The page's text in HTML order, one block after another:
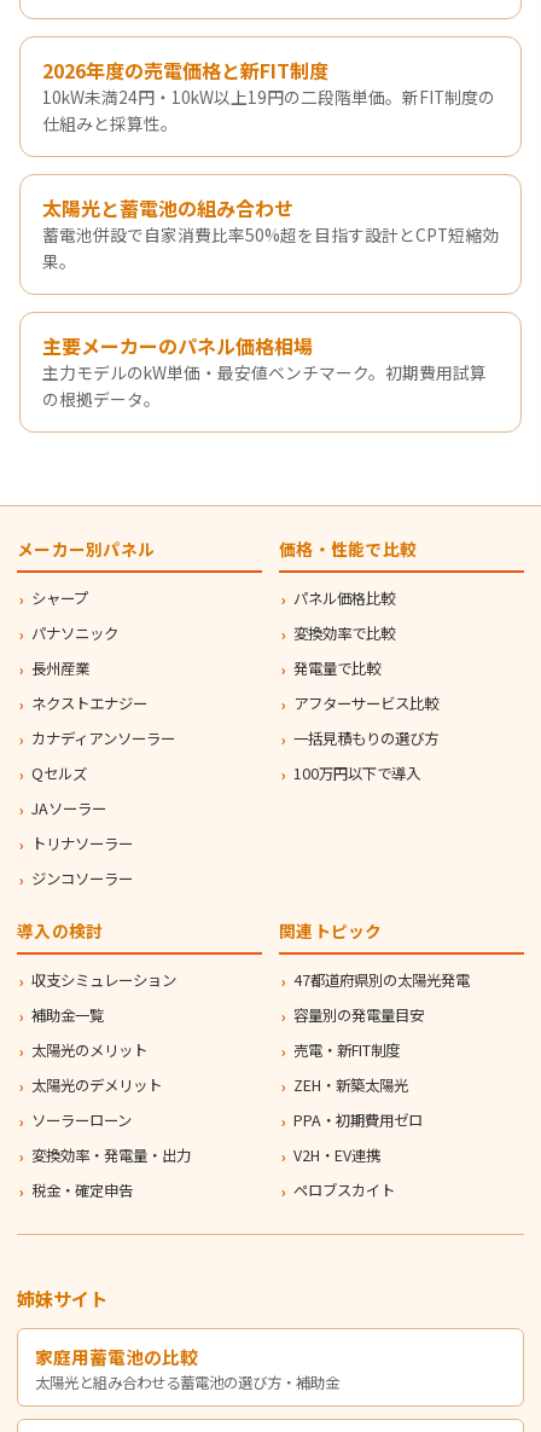
2026年度の売電価格と新FIT制度
10kW未満24円・10kW以上19円の二段階単価。新FIT制度の
仕組みと採算性。
太陽光と蓄電池の組み合わせ
蓄電池併設で自家消費比率50%超を目指す設計とCPT短縮効
果。
主要メーカーのパネル価格相場
主力モデルのkW単価・最安値ベンチマーク。初期費用試算
の根拠データ。
メーカー別パネル
シャープ
パナソニック
長州産業
ネクストエナジー
カナディアンソーラー
Qセルズ
JAソーラー
トリナソーラー
ジンコソーラー
価格・性能で比較
パネル価格比較
変換効率で比較
発電量で比較
アフターサービス比較
一括見積もりの選び方
100万円以下で導入
導入の検討
収支シミュレーション
補助金一覧
太陽光のメリット
太陽光のデメリット
ソーラーローン
変換効率・発電量・出力
税金・確定申告
関連トピック
47都道府県別の太陽光発電
容量別の発電量目安
売電・新FIT制度
ZEH・新築太陽光
PPA・初期費用ゼロ
V2H・EV連携
ペロブスカイト
姉妹サイト
家庭用蓄電池の比較
太陽光と組み合わせる蓄電池の選び方・補助金